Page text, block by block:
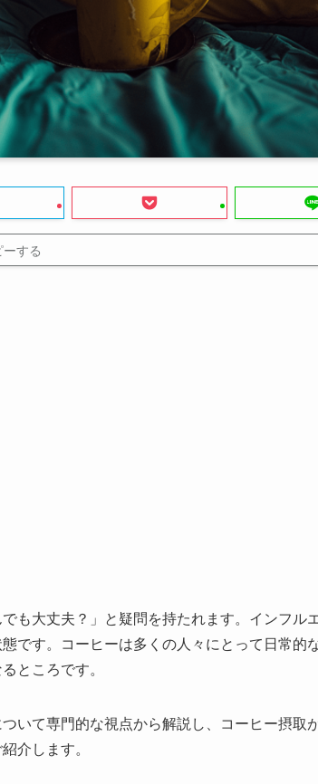
する
も大丈夫？」と疑問を持たれます。インフル
です。コーヒーは多くの人々にとって日常的
ところです。
いて専門的な視点から解説し、コーヒー摂取
介します。